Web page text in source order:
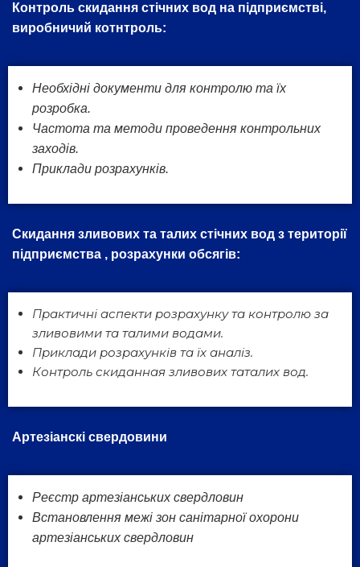
Контроль скидання стічних вод на підприємстві,
виробничий котнтроль:
Необхідні документи для контролю та їх
розробка.
Частота та методи проведення контрольних
заходів.
Приклади розрахунків.
Скидання зливових та талих стічних вод з території
підприємства , розрахунки обсягів:
Практичні аспекти розрахунку та контролю за
зливовими та талими водами.
Приклади розрахунків та їх аналіз.
Контроль скиданная зливових таталих вод.
Артезіанскі свердовини
Реєстр артезіанських свердловин
Встановлення межі зон санітарної охорони
артезіанських свердловин